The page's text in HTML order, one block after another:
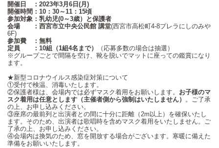
開催日 ：2023年3月6日(月)
開催時間：10：30～11：15頃
参加対象：乳幼児(0～3歳）と保護者
会場 ：西宮市立中央公民館 講堂(西宮市高松町4-8プレラにしのみや
6F)
参加費 ：無料
定員 ：10組（1組4名まで）
（応募多数の場合は抽選）
※グループごとで間隔を空け、靴を脱いでマットに座っての鑑賞になり
ます。
★新型コロナウイルス感染症対策について
①受付で検温、消毒いたします。
②保護者様は、会場内では必ずマスク着用をお願いします。 お子様のマ
スク着用は任意とします（主催者側から強制はいたしません） 。ご了承
の上、お申し込みください。
③座席の最前列と出演者との間に十分に距離（2m以上）を確保いたし
ます。そのため、出演者は歌唱時を含めマスク着用をいたしません。ご
了承の上、お申し込みください。
④会場内は換気のため、窓を開放する場合がございます。寒暖に備えた
準備をお願いいたします。